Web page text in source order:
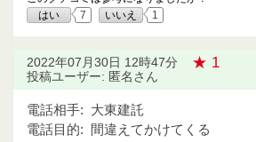
はい
7 いいえ 1
2022年07月30日 12時47分 ★ 1
投稿ユーザー: 匿名さん
電話相手: 大東建託
電話目的: 間違えてかけてくる